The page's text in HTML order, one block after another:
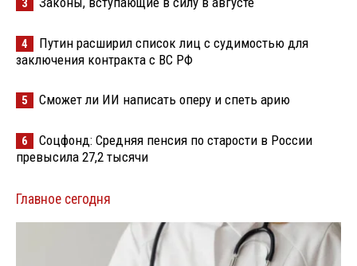
4
Путин расширил список лиц с судимостью для
заключения контракта с ВС РФ
5 Сможет ли ИИ написать оперу и спеть арию
6
Соцфонд: Средняя пенсия по старости в России
превысила 27,2 тысячи
Главное сегодня